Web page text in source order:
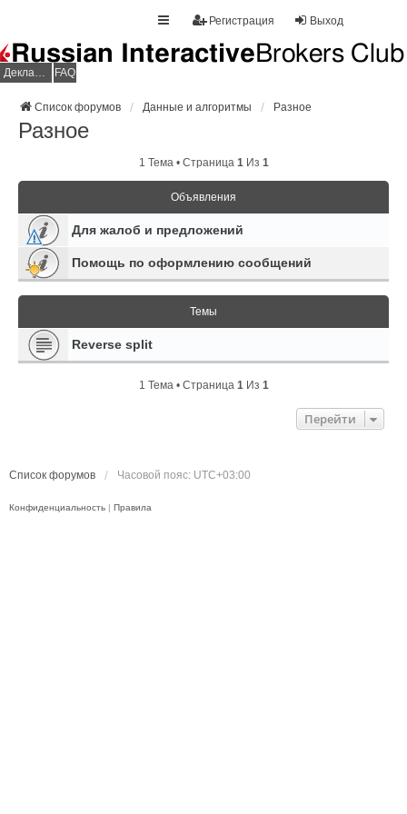
Выход
Регистрация
Декларация НДФЛ FAQ
Список форумов Данные и алгоритмы Разное
Разное
1 Тема • Страница 1Из 1
Объявления
Для жалоб и предложений
Помощь по оформлению сообщений
Темы
Reverse split
1 Тема • Страница 1Из 1
Перейти
Список форумов Часовой пояс: UTC+03:00
Конфиденциальность | Правила